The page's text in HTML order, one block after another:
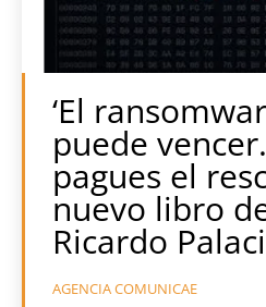
‘El
puede
pagues el
nuevo libro
Ricardo
AGENCIA COMUNICAE